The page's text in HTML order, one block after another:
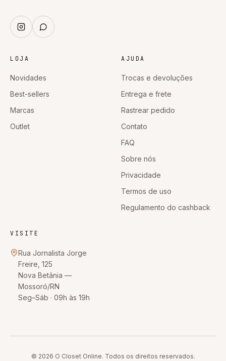
LOJA
Novidades
Best-sellers
Marcas
Outlet
AJUDA
Trocas e devoluções
Entrega e frete
Rastrear pedido
Contato
FAQ
Sobre nós
Privacidade
Termos de uso
Regulamento do cashback
VISITE
Rua Jornalista Jorge
Freire, 125
Nova Betânia —
Mossoró/RN
Seg–Sáb · 09h às 19h
© 2026 O Closet Online. Todos os direitos reservados.